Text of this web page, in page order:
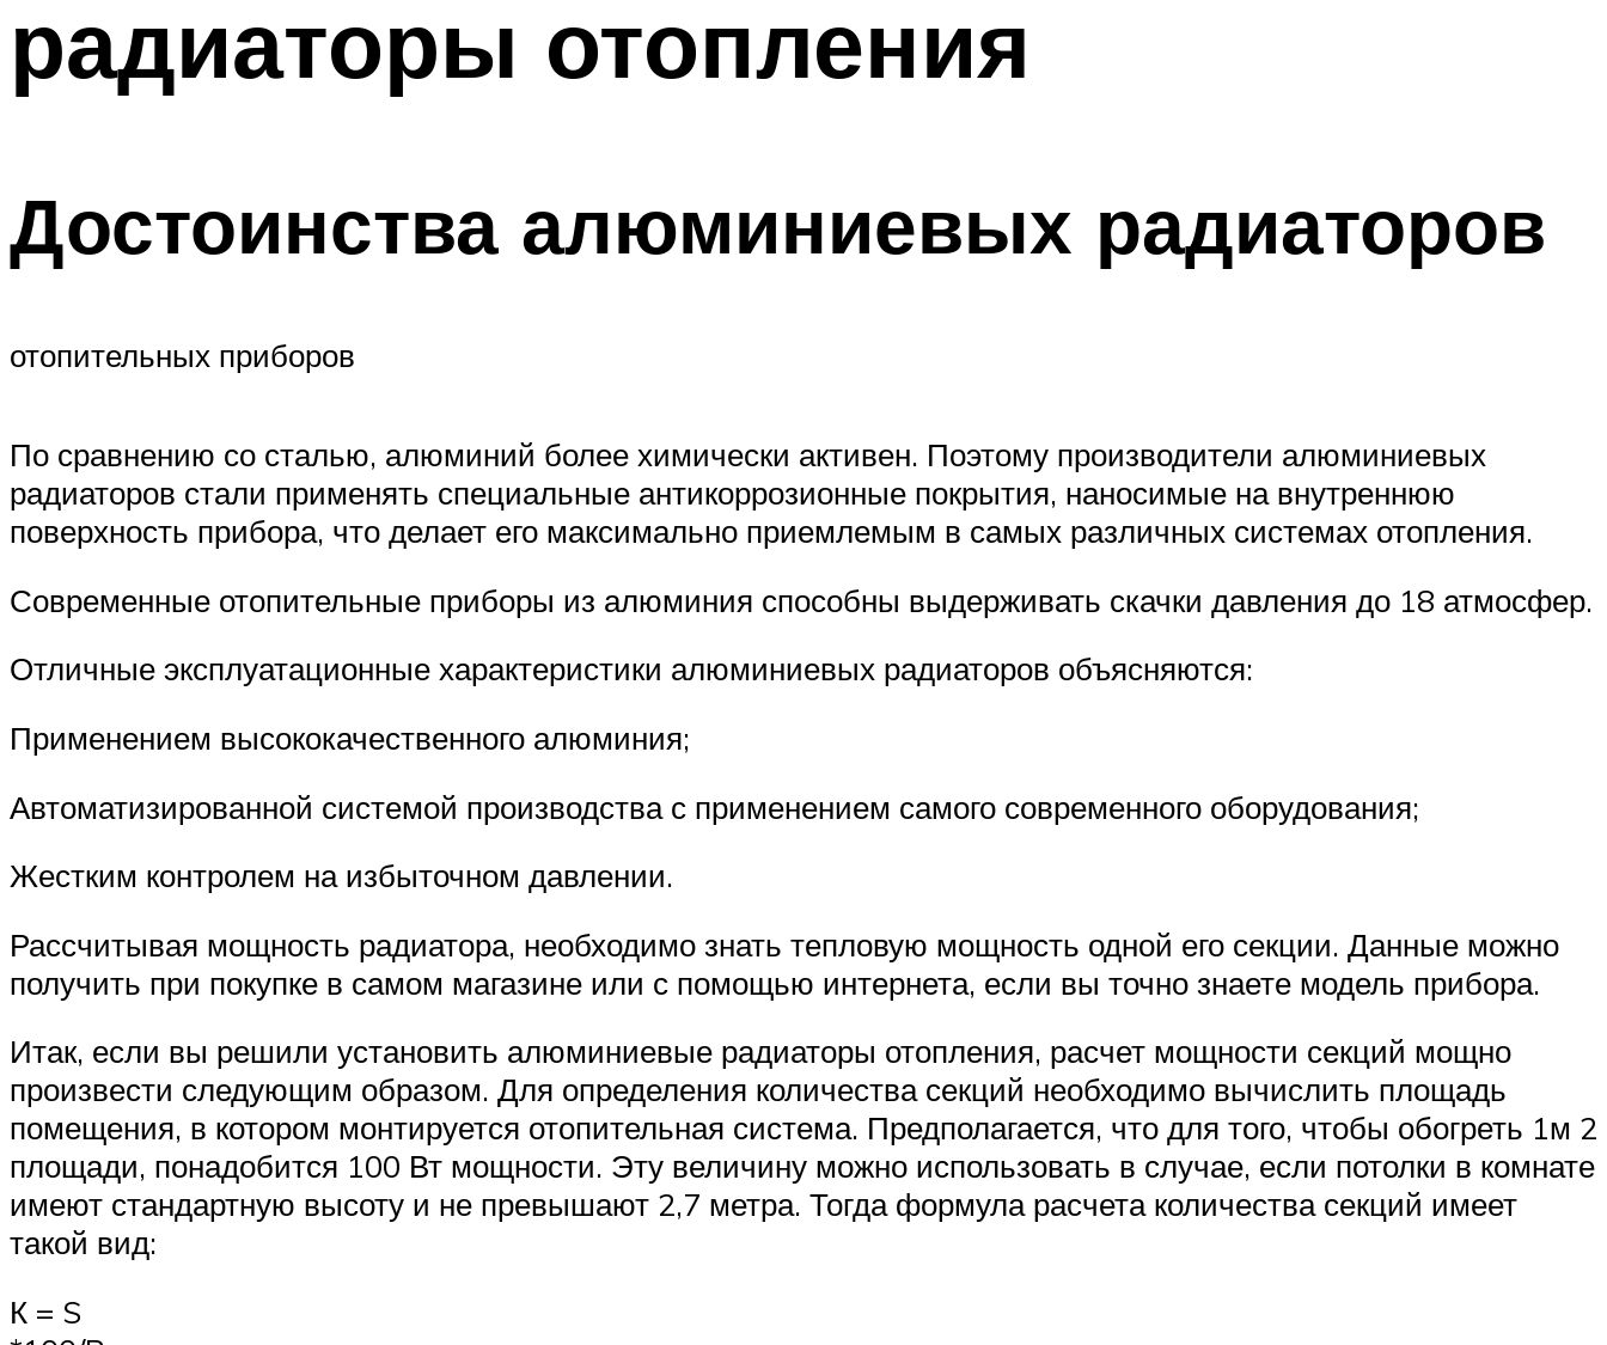
Меню
радиаторы отопления
Достоинства алюминиевых радиаторов
отопительных приборов
По сравнению со сталью, алюминий более химически активен. Поэтому производители алюминиевых
радиаторов стали применять специальные антикоррозионные покрытия, наносимые на внутреннюю
поверхность прибора, что делает его максимально приемлемым в самых различных системах отопления.
Современные отопительные приборы из алюминия способны выдерживать скачки давления до 18 атмосфер.
Отличные эксплуатационные характеристики алюминиевых радиаторов объясняются:
Применением высококачественного алюминия;
Автоматизированной системой производства с применением самого современного оборудования;
Жестким контролем на избыточном давлении.
Рассчитывая мощность радиатора, необходимо знать тепловую мощность одной его секции. Данные можно
получить при покупке в самом магазине или с помощью интернета, если вы точно знаете модель прибора.
Итак, если вы решили установить алюминиевые радиаторы отопления, расчет мощности секций мощно
произвести следующим образом. Для определения количества секций необходимо вычислить площадь
помещения, в котором монтируется отопительная система. Предполагается, что для того, чтобы обогреть 1м 2
площади, понадобится 100 Вт мощности. Эту величину можно использовать в случае, если потолки в комнате
имеют стандартную высоту и не превышают 2,7 метра. Тогда формула расчета количества секций имеет
такой вид:
К = S